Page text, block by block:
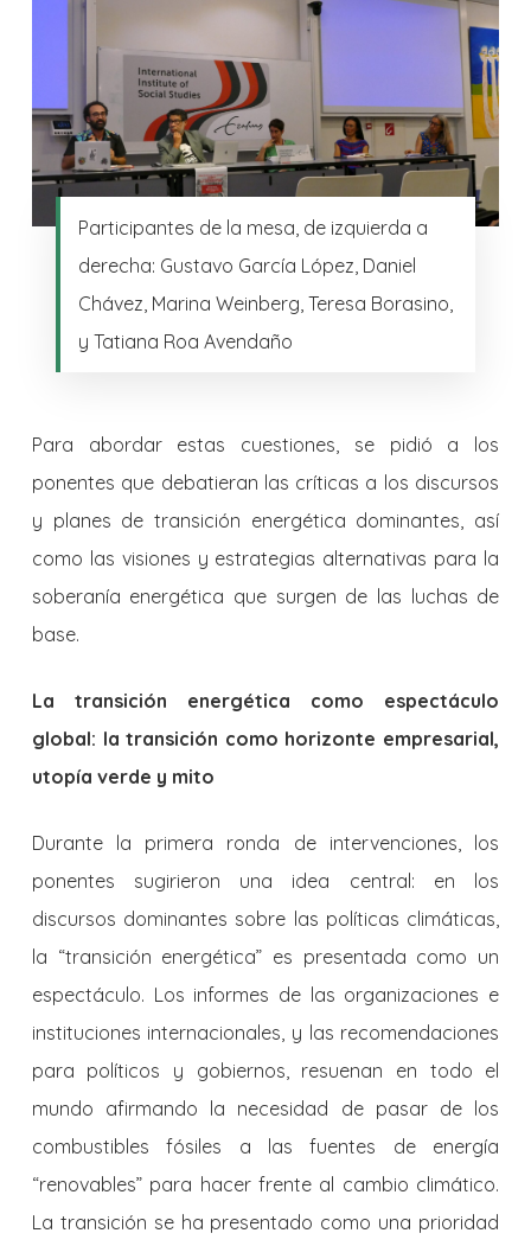
Participantes de la mesa, de izquierda a
derecha: Gustavo García López, Daniel
Chávez, Marina Weinberg, Teresa Borasino,
y Tatiana Roa Avendaño
Para abordar estas cuestiones, se pidió a los
ponentes que debatieran las críticas a los discursos
y planes de transición energética dominantes, así
como las visiones y estrategias alternativas para la
soberanía energética que surgen de las luchas de
base.
La transición energética como espectáculo
global: la transición como horizonte empresarial,
utopía verde y mito
Durante la primera ronda de intervenciones, los
ponentes sugirieron una idea central: en los
discursos dominantes sobre las políticas climáticas,
la “transición energética” es presentada como un
espectáculo. Los informes de las organizaciones e
instituciones internacionales, y las recomendaciones
para políticos y gobiernos, resuenan en todo el
mundo afirmando la necesidad de pasar de los
combustibles fósiles a las fuentes de energía
“renovables” para hacer frente al cambio climático.
La transición se ha presentado como una prioridad